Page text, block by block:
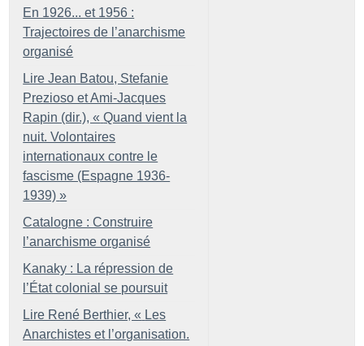
En 1926... et 1956 :
Trajectoires de l’anarchisme
organisé
Lire Jean Batou, Stefanie
Prezioso et Ami-Jacques
Rapin (dir.), « Quand vient la
nuit. Volontaires
internationaux contre le
fascisme (Espagne 1936-
1939) »
Catalogne : Construire
l’anarchisme organisé
Kanaky : La répression de
l’État colonial se poursuit
Lire René Berthier, « Les
Anarchistes et l’organisation.